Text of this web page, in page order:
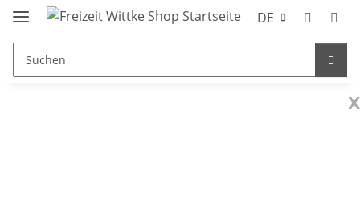
DE
x